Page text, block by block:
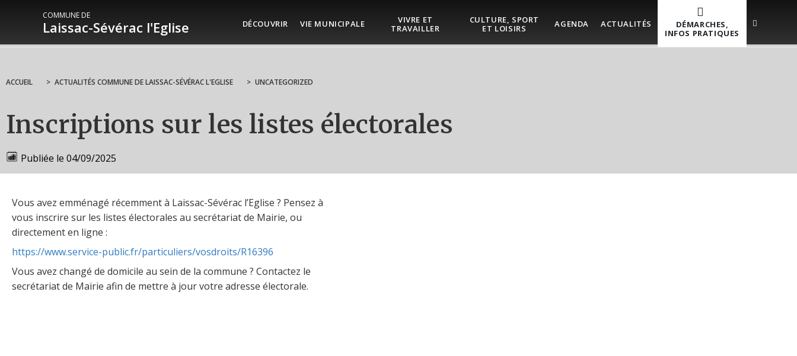
COMMUNE DE
Laissac-Sévérac l'Eglise DÉCOUVRIR VIE MUNICIPALE
VIVRE ET
TRAVAILLER
CULTURE, SPORT
ET LOISIRS
AGENDA ACTUALITÉS
DÉMARCHES,
INFOS PRATIQUES
ACCUEIL > ACTUALITÉS COMMUNE DE LAISSAC-SÉVÉRAC L'EGLISE > UNCATEGORIZED
Inscriptions sur les listes électorales
Publiée le 04/09/2025
Vous avez emménagé récemment à Laissac-Sévérac l’Eglise ? Pensez à
vous inscrire sur les listes électorales au secrétariat de Mairie, ou
directement en ligne :
https://www.service-public.fr/particuliers/vosdroits/R16396
Vous avez changé de domicile au sein de la commune ? Contactez le
secrétariat de Mairie afin de mettre à jour votre adresse électorale.